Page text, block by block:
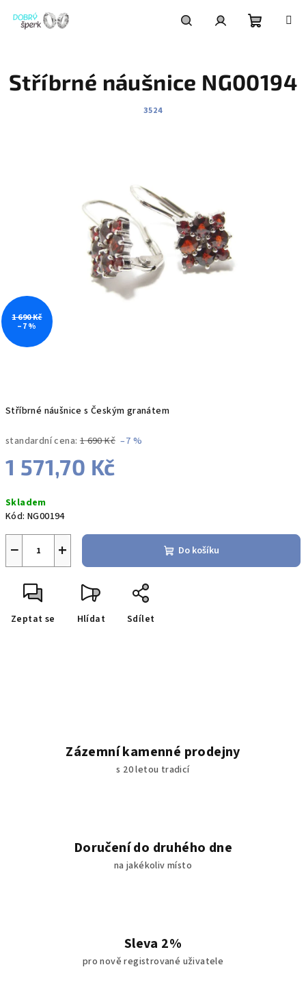
obsah
košík
Stříbrné náušnice s Českým granátem
standardní cena: 1 690 Kč –7 %
1 571,70 Kč
cena:
Skladem
Kód: NG00194
+
− Do košíku
Zeptat se Hlídat Sdílet
Stříbrné náušnice NG00194
3524
1 690 Kč
–7 %
Zázemní kamenné prodejny
s 20 letou tradicí
Doručení do druhého dne
na jakékoliv místo
Sleva 2%
pro nově registrované uživatele